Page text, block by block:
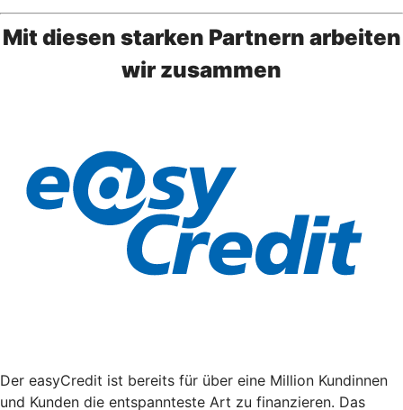
Mit diesen starken Partnern arbeiten
wir zusammen
Der easyCredit ist bereits für über eine Million Kundinnen
und Kunden die entspannteste Art zu finanzieren. Das